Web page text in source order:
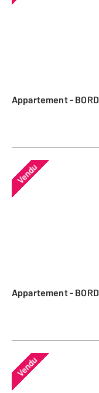
Appartement -
Vendu
Appartement -
Vendu